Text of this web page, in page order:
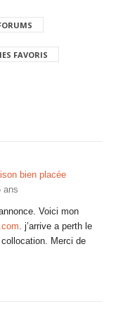
FAVORIS
bien placée
ans
Voici mon
. j’arrive a perth le
Merci de